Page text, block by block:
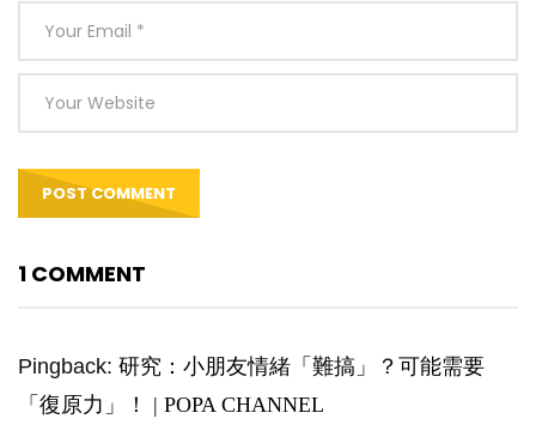
1 COMMENT
Pingback: 研究：小朋友情緒「難搞」？可能需要
「復原力」！ | POPA CHANNEL